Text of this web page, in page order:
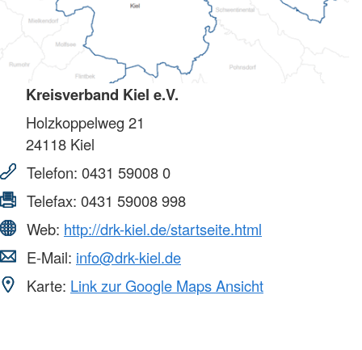
Kreisverband Kiel e.V.
Holzkoppelweg 21
24118 Kiel
Telefon: 0431 59008 0
Telefax: 0431 59008 998
Web: http://drk-kiel.de/startseite.html
E-Mail: info@drk-kiel.de
Karte: Link zur Google Maps Ansicht